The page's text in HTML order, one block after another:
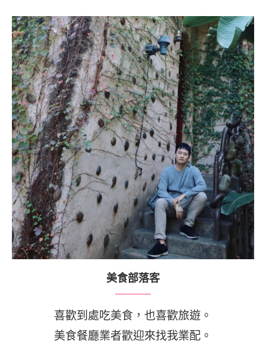
美食部落客
喜歡到處吃美食，也喜歡旅遊。
美食餐廳業者歡迎來找我業配。